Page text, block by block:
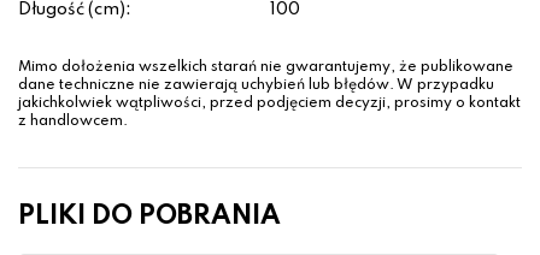
Długość (cm): 100
Mimo dołożenia wszelkich starań nie gwarantujemy, że publikowane
dane techniczne nie zawierają uchybień lub błędów. W przypadku
jakichkolwiek wątpliwości, przed podjęciem decyzji, prosimy o kontakt
z handlowcem.
PLIKI DO POBRANIA